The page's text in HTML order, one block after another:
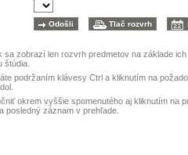
sa zobrazí len rozvrh predmetov na základe
štúdia.
podržaním klávesy Ctrl a kliknutím na
okrem vyššie spomenutého aj kliknutím na
posledný záznam v prehľade.